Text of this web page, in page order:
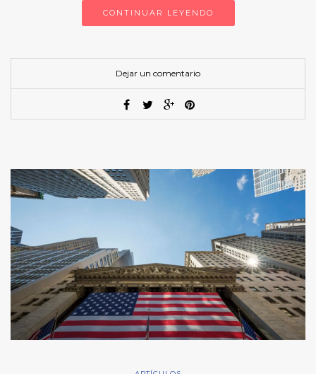
CONTINUAR LEYENDO
Dejar un comentario